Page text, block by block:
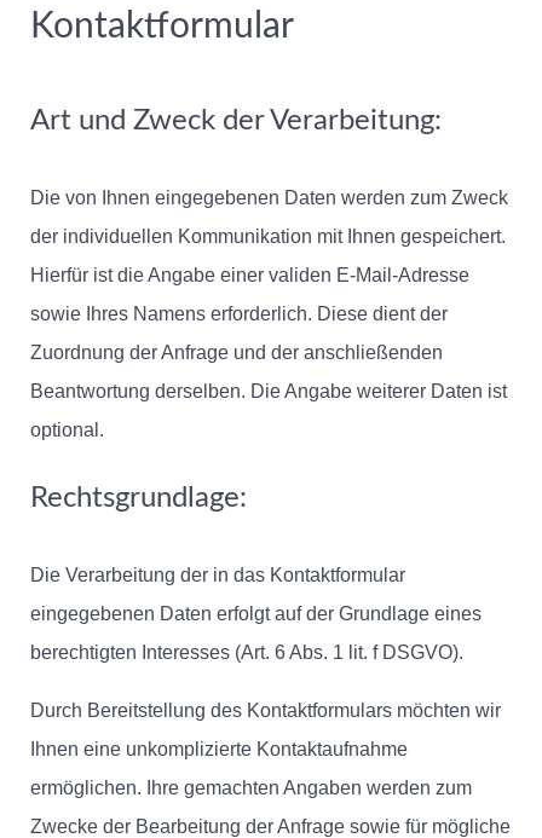
Kontaktformular
Art und Zweck der Verarbeitung:
Die von Ihnen eingegebenen Daten werden zum Zweck
der individuellen Kommunikation mit Ihnen gespeichert.
Hierfür ist die Angabe einer validen E-Mail-Adresse
sowie Ihres Namens erforderlich. Diese dient der
Zuordnung der Anfrage und der anschließenden
Beantwortung derselben. Die Angabe weiterer Daten ist
optional.
Rechtsgrundlage:
Die Verarbeitung der in das Kontaktformular
eingegebenen Daten erfolgt auf der Grundlage eines
berechtigten Interesses (Art. 6 Abs. 1 lit. f DSGVO).
Durch Bereitstellung des Kontaktformulars möchten wir
Ihnen eine unkomplizierte Kontaktaufnahme
ermöglichen. Ihre gemachten Angaben werden zum
Zwecke der Bearbeitung der Anfrage sowie für mögliche